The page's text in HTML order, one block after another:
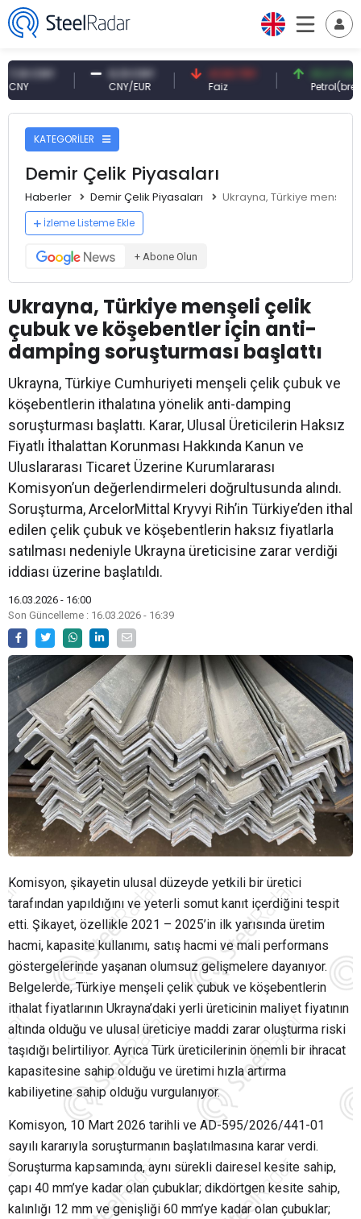
0,13 CNY
CNY/EUR
41,53 TRY 83,27 USD
Petrol(brent)
KATEGORİLER
Demir Çelik Piyasaları
Haberler Demir Çelik Piyasaları Ukrayna, Türkiye menşeli
İzleme Listeme Ekle
+ Abone Olun
Ukrayna, Türkiye menşeli çelik
çubuk ve köşebentler için anti-
damping soruşturması başlattı
Ukrayna, Türkiye Cumhuriyeti menşeli çelik çubuk ve
köşebentlerin ithalatına yönelik anti-damping
soruşturması başlattı. Karar, Ulusal Üreticilerin Haksız
Fiyatlı İthalattan Korunması Hakkında Kanun ve
Uluslararası Ticaret Üzerine Kurumlararası
Komisyon’un değerlendirmeleri doğrultusunda alındı.
Soruşturma, ArcelorMittal Kryvyi Rih’in Türkiye’den ithal
edilen çelik çubuk ve köşebentlerin haksız fiyatlarla
satılması nedeniyle Ukrayna üreticisine zarar verdiği
iddiası üzerine başlatıldı.
16.03.2026 - 16:00
Son Güncelleme : 16.03.2026 - 16:39
Komisyon, şikayetin ulusal düzeyde yetkili bir üretici
tarafından yapıldığını ve yeterli somut kanıt içerdiğini tespit
etti. Şikayet, özellikle 2021 – 2025’in ilk yarısında üretim
hacmi, kapasite kullanımı, satış hacmi ve mali performans
göstergelerinde yaşanan olumsuz gelişmelere dayanıyor.
Belgelerde, Türkiye menşeli çelik çubuk ve köşebentlerin
ithalat fiyatlarının Ukrayna’daki yerli üreticinin maliyet fiyatının
altında olduğu ve ulusal üreticiye maddi zarar oluşturma riski
taşıdığı belirtiliyor. Ayrıca Türk üreticilerinin önemli bir ihracat
kapasitesine sahip olduğu ve üretimi hızla artırma
kabiliyetine sahip olduğu vurgulanıyor.
Komisyon, 10 Mart 2026 tarihli ve AD-595/2026/441-01
sayılı kararıyla soruşturmanın başlatılmasına karar verdi.
Soruşturma kapsamında, aynı sürekli dairesel kesite sahip,
çapı 40 mm’ye kadar olan çubuklar; dikdörtgen kesite sahip,
kalınlığı 12 mm ve genişliği 60 mm’ye kadar olan çubuklar;